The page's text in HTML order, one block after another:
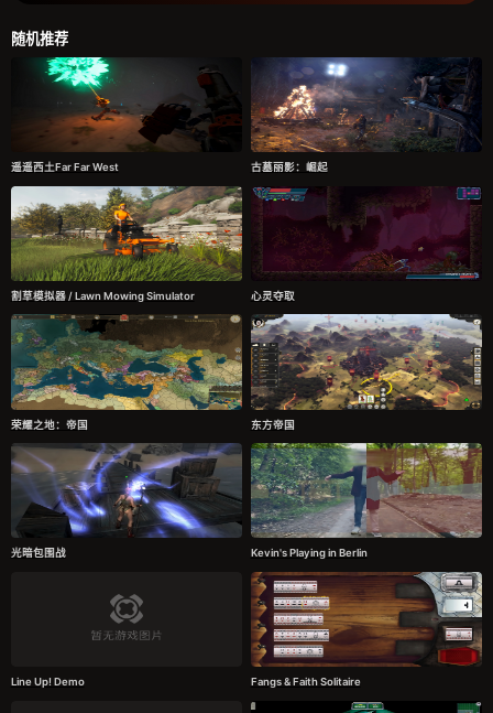
随机推荐
遥遥西土Far Far West 古墓丽影：崛起
割草模拟器 / Lawn Mowing Simulator 心灵夺取
荣耀之地：帝国 东方帝国
光暗包围战 Kevin's Playing in Berlin
Line Up! Demo Fangs & Faith Solitaire